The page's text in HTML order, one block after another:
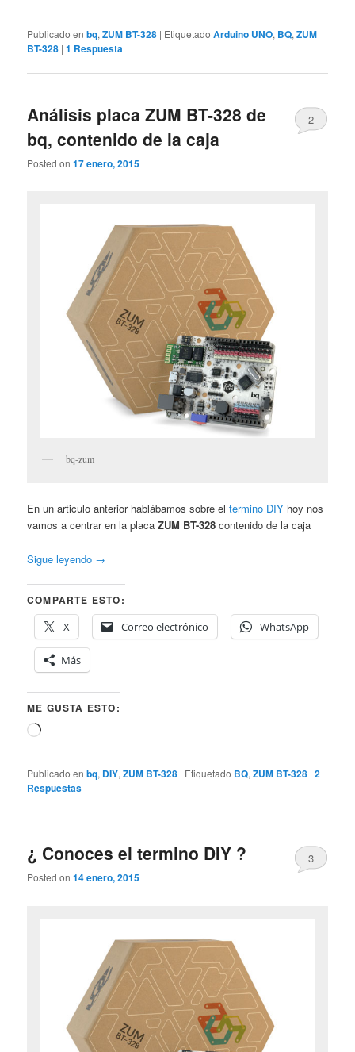
Publicado en bq,ZUM BT-328 | Etiquetado Arduino UNO, BQ,ZUM
BT-328 |1 Respuesta
Análisis placa ZUM BT-328 de
bq, contenido de la caja
Posted on17 enero, 2015
2
bq-zum
En un articulo anterior hablábamos sobre eltermino DIY hoy nos
vamos a centrar en la placaZUM BT-328 contenido de la caja
Sigue leyendo →
COMPARTE ESTO:
X
Correo electrónico WhatsApp
Más
ME GUSTA ESTO:
Cargando...
Publicado en bq, DIY,ZUM BT-328 | Etiquetado BQ,ZUM BT-328 |2
Respuestas
¿ Conoces el termino DIY ?
Posted on14 enero, 2015
3